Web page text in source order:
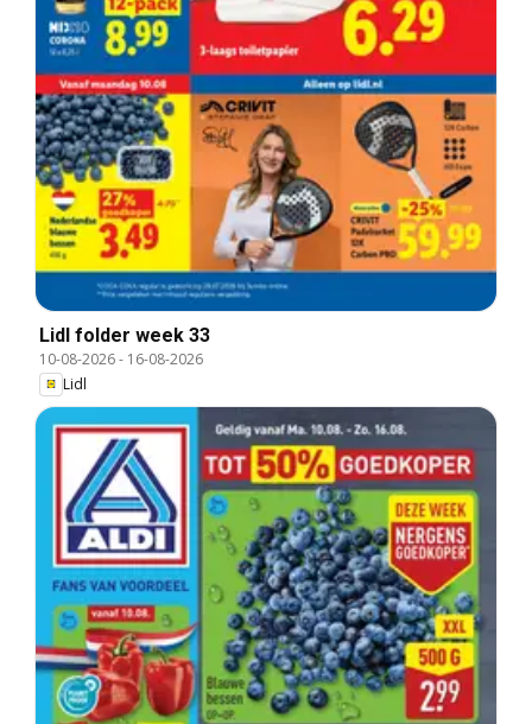
Lidl folder week 33
10-08-2026- 16-08-2026
Lidl